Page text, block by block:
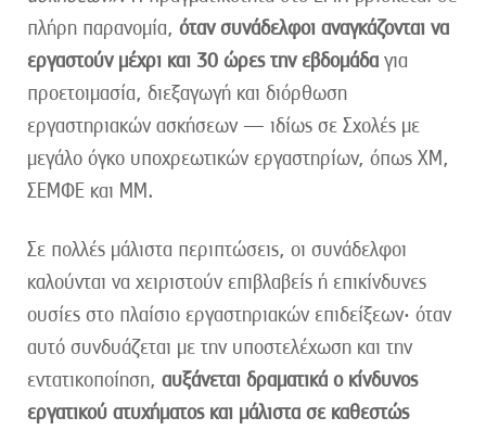
πλήρη παρανομία, όταν συνάδελφοι αναγκάζονται να
εργαστούν μέχρι και 30 ώρες την εβδομάδα για
προετοιμασία, διεξαγωγή και διόρθωση
εργαστηριακών ασκήσεων — ιδίως σε Σχολές με
μεγάλο όγκο υποχρεωτικών εργαστηρίων, όπως ΧΜ,
ΣΕΜΦΕ και ΜΜ.
Σε πολλές μάλιστα περιπτώσεις, οι συνάδελφοι
καλούνται να χειριστούν επιβλαβείς ή επικίνδυνες
ουσίες στο πλαίσιο εργαστηριακών επιδείξεων· όταν
αυτό συνδυάζεται με την υποστελέχωση και την
εντατικοποίηση, αυξάνεται δραματικά ο κίνδυνος
εργατικού ατυχήματος και μάλιστα σε καθεστώς